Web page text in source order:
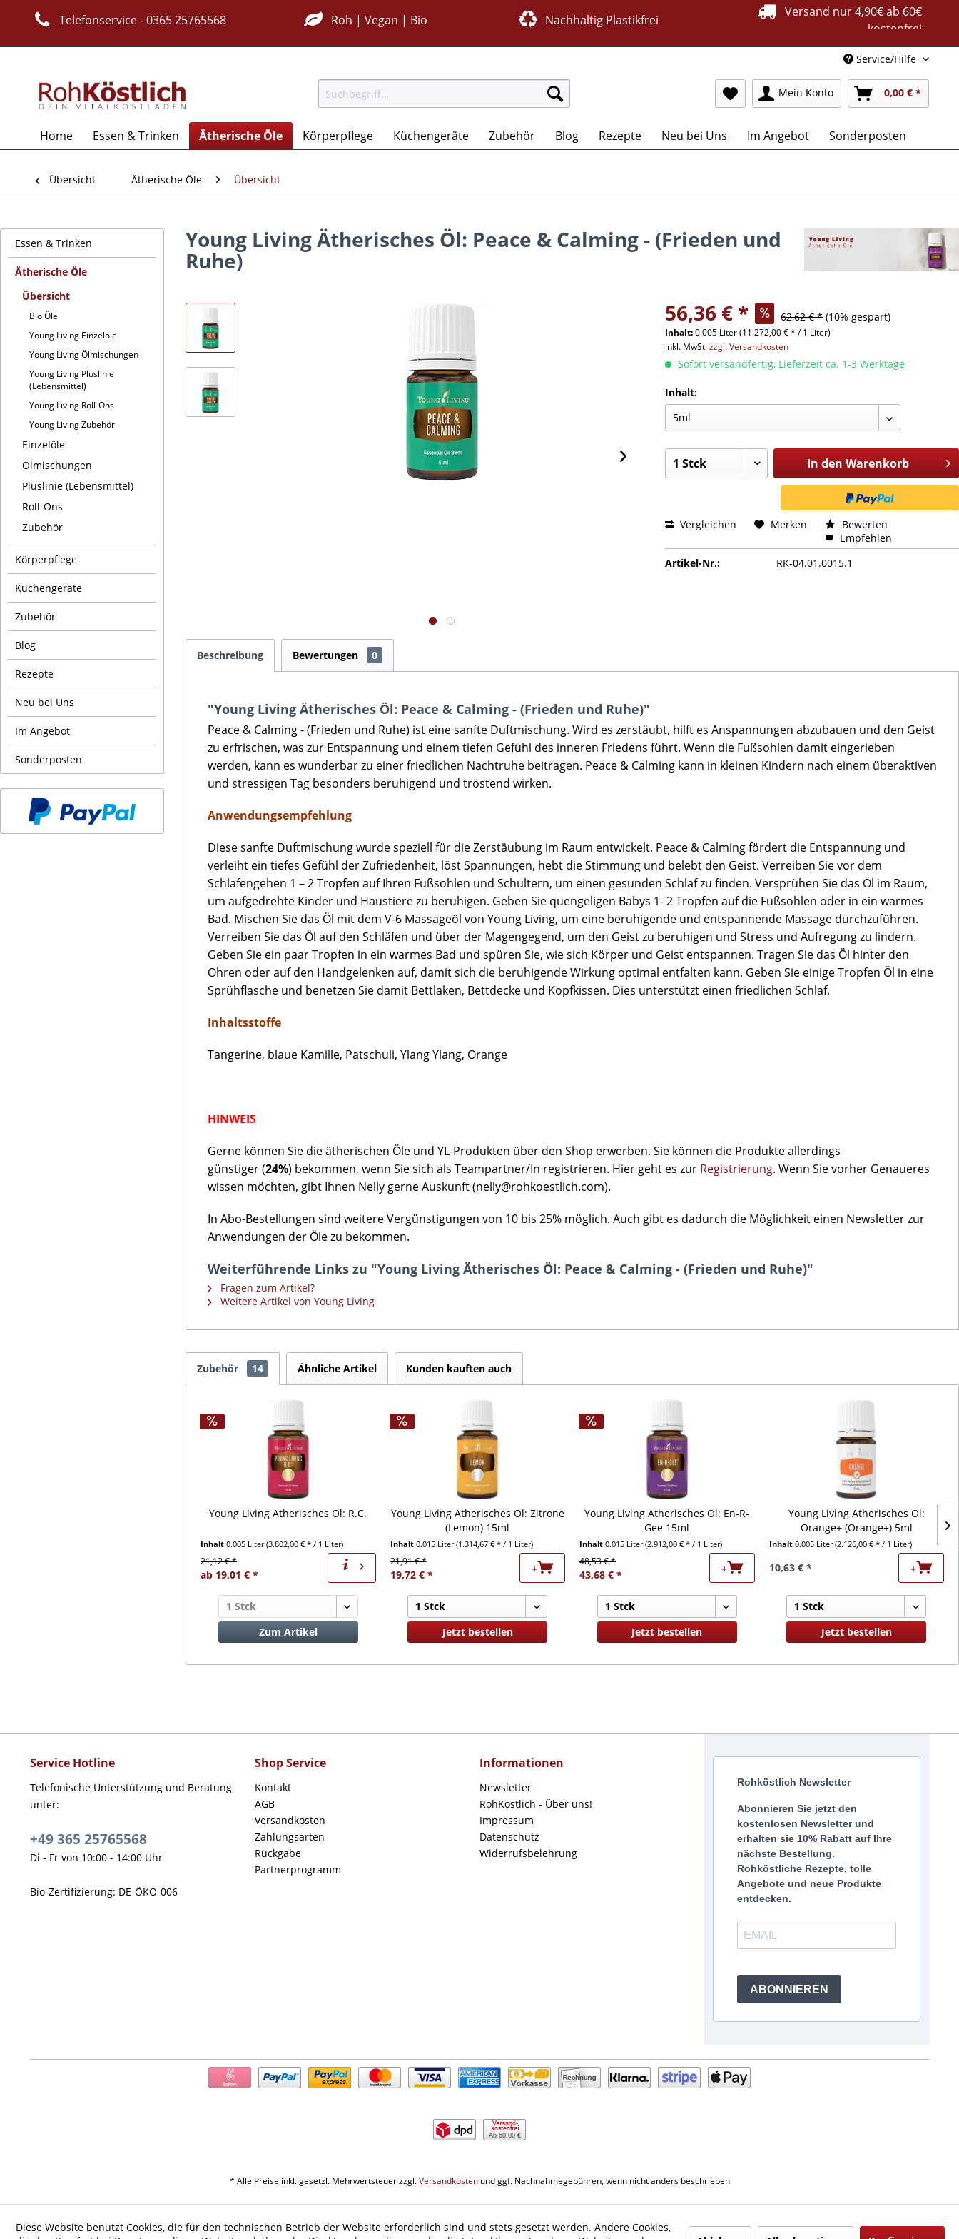
Telefonservice - 0365 25765568 Roh | Vegan | Bio Nachhaltig Plastikfrei
Versand nur 4,90€ ab 60€
kostenfrei
Service/Hilfe
Mein Konto 0,00 € *
Home Essen & Trinken Ätherische Öle Körperpflege Küchengeräte Zubehör Blog Rezepte Neu bei Uns Im Angebot Sonderposten
Übersicht Ätherische Öle Übersicht
Essen & Trinken
Ätherische Öle
Übersicht
Bio Öle
Young Living Einzelöle
Young Living Ölmischungen
Young Living Pluslinie
(Lebensmittel)
Young Living Roll-Ons
Young Living Zubehör
Einzelöle
Ölmischungen
Pluslinie (Lebensmittel)
Roll-Ons
Zubehör
Körperpflege
Küchengeräte
Zubehör
Blog
Rezepte
Neu bei Uns
Im Angebot
Sonderposten
Young Living Ätherisches Öl: Peace & Calming - (Frieden und
Ruhe)
56,36 € *
62,62 € * (10% gespart)
Inhalt:0.005 Liter (11.272,00 € * / 1 Liter)
inkl. MwSt.zzgl. Versandkosten
Sofort versandfertig, Lieferzeit ca. 1-3 Werktage
Inhalt:
In den Warenkorb
Vergleichen Merken
Bewerten
Empfehlen
Artikel-Nr.:
RK-04.01.0015.1
Beschreibung Bewertungen 0
"Young Living Ätherisches Öl: Peace & Calming - (Frieden und Ruhe)"
Peace & Calming - (Frieden und Ruhe) ist eine sanfte Duftmischung. Wird es zerstäubt, hilft es Anspannungen abzubauen und den Geist
zu erfrischen, was zur Entspannung und einem tiefen Gefühl des inneren Friedens führt. Wenn die Fußsohlen damit eingerieben
werden, kann es wunderbar zu einer friedlichen Nachtruhe beitragen. Peace & Calming kann in kleinen Kindern nach einem überaktiven
und stressigen Tag besonders beruhigend und tröstend wirken.
Anwendungsempfehlung
Diese sanfte Duftmischung wurde speziell für die Zerstäubung im Raum entwickelt. Peace & Calming fördert die Entspannung und
verleiht ein tiefes Gefühl der Zufriedenheit, löst Spannungen, hebt die Stimmung und belebt den Geist. Verreiben Sie vor dem
Schlafengehen 1 – 2 Tropfen auf Ihren Fußsohlen und Schultern, um einen gesunden Schlaf zu finden. Versprühen Sie das Öl im Raum,
um aufgedrehte Kinder und Haustiere zu beruhigen. Geben Sie quengeligen Babys 1- 2 Tropfen auf die Fußsohlen oder in ein warmes
Bad. Mischen Sie das Öl mit dem V-6 Massageöl von Young Living, um eine beruhigende und entspannende Massage durchzuführen.
Verreiben Sie das Öl auf den Schläfen und über der Magengegend, um den Geist zu beruhigen und Stress und Aufregung zu lindern.
Geben Sie ein paar Tropfen in ein warmes Bad und spüren Sie, wie sich Körper und Geist entspannen. Tragen Sie das Öl hinter den
Ohren oder auf den Handgelenken auf, damit sich die beruhigende Wirkung optimal entfalten kann. Geben Sie einige Tropfen Öl in eine
Sprühflasche und benetzen Sie damit Bettlaken, Bettdecke und Kopfkissen. Dies unterstützt einen friedlichen Schlaf.
Inhaltsstoffe
Tangerine, blaue Kamille, Patschuli, Ylang Ylang, Orange
HINWEIS
Gerne können Sie die ätherischen Öle und YL-Produkten über den Shop erwerben. Sie können die Produkte allerdings
günstiger (24%) bekommen, wenn Sie sich als Teampartner/In registrieren. Hier geht es zur Registrierung. Wenn Sie vorher Genaueres
wissen möchten, gibt Ihnen Nelly gerne Auskunft (nelly@rohkoestlich.com).
In Abo-Bestellungen sind weitere Vergünstigungen von 10 bis 25% möglich. Auch gibt es dadurch die Möglichkeit einen Newsletter zur
Anwendungen der Öle zu bekommen.
Weiterführende Links zu "Young Living Ätherisches Öl: Peace & Calming - (Frieden und Ruhe)"
Fragen zum Artikel?
Weitere Artikel von Young Living
Zubehör 14 Ähnliche Artikel Kunden kauften auch
Young Living Ätherisches Öl: R.C.
Inhalt 0.005 Liter(3.802,00 € * / 1 Liter)
21,12 € *
ab 19,01 € *
Zum Artikel
Young Living Ätherisches Öl: Zitrone
(Lemon) 15ml
Inhalt 0.015 Liter(1.314,67 € * / 1 Liter)
21,91 € *
19,72 € * +
Jetzt bestellen
Young Living Ätherisches Öl: En-R-
Gee 15ml
Inhalt 0.015 Liter(2.912,00 € * / 1 Liter)
48,53 € *
43,68 € * +
Jetzt bestellen
Young Living Ätherisches Öl:
Orange+ (Orange+) 5ml
Inhalt 0.005 Liter(2.126,00 € * / 1 Liter)
10,63 € * +
Jetzt bestellen
Service Hotline
Telefonische Unterstützung und Beratung
unter:
+49 365 25765568
Di - Fr von 10:00 - 14:00 Uhr
Bio-Zertifizierung: DE-ÖKO-006
Shop Service
Kontakt
AGB
Versandkosten
Zahlungsarten
Rückgabe
Partnerprogramm
Informationen
Newsletter
RohKöstlich - Über uns!
Impressum
Datenschutz
Widerrufsbelehrung
Rohköstlich Newsletter
Abonnieren Sie jetzt den
kostenlosen Newsletter und
erhalten sie 10% Rabatt auf Ihre
nächste Bestellung.
Rohköstliche Rezepte, tolle
Angebote und neue Produkte
entdecken.
ABONNIEREN
Ab 60,00 €
* Alle Preise inkl. gesetzl. Mehrwertsteuer zzgl.Versandkostenund ggf. Nachnahmegebühren, wenn nicht anders beschrieben
Diese Website benutzt Cookies, die für den technischen Betrieb der Website erforderlich sind und stets gesetzt werden. Andere Cookies,